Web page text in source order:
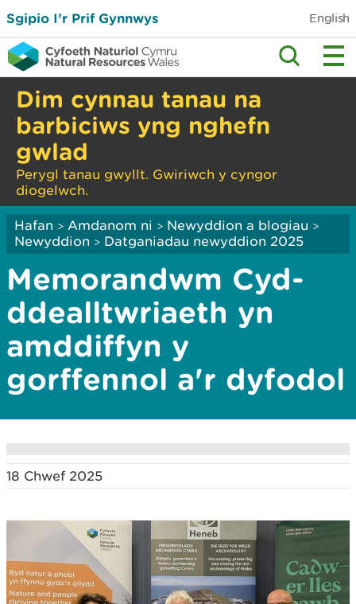
Sgipio I’r Prif Gynnwys English
Dim cynnau tanau na
barbiciws yng nghefn
gwlad
Perygl tanau gwyllt. Gwiriwch y cyngor
diogelwch.
Hafan > Amdanom ni > Newyddion a blogiau >
Newyddion > Datganiadau newyddion 2025
Memorandwm Cyd-
ddealltwriaeth yn
amddiffyn y
gorffennol a'r dyfodol
18 Chwef 2025